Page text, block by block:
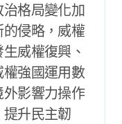
格局變化加
侵略，威權
威權復興、
強國運用數
影響力操作
升民主韌